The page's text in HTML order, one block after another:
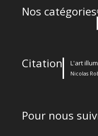
Nos catégories
Citation L'art
Nicolas
Pour nous